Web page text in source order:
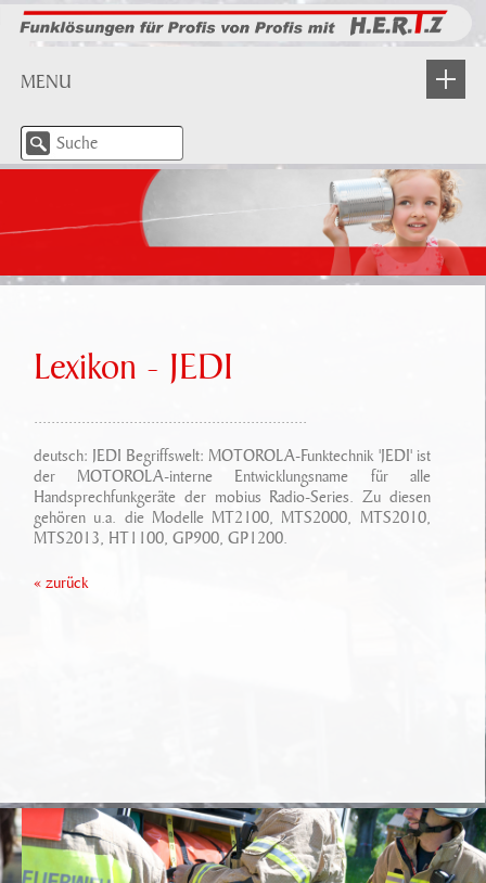
MENU
NEWS
WIR STELLEN UNS VOR
Über H.E.R.T.Z
Unser Service
Ansprechpartner
Stellenangebote
BOS-Funk
IP Anwendungen/ Applikationen
Sonderfahrzeugbau
DOWNLOAD/ INFO
Dokumente
Lexikon
Technikarchiv
LOGIN
KONTAKT
Lexikon - JEDI
...............................................................
deutsch: JEDI Begriffswelt: MOTOROLA-Funktechnik 'JEDI' ist
der MOTOROLA-interne Entwicklungsname für alle
Handsprechfunkgeräte der mobius Radio-Series. Zu diesen
gehören u.a. die Modelle MT2100, MTS2000, MTS2010,
MTS2013, HT1100, GP900, GP1200.
« zurück